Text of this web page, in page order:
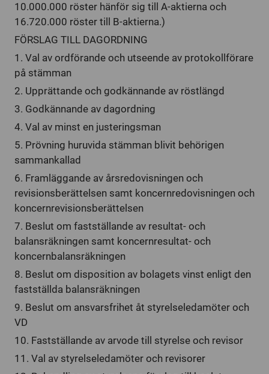
10.000.000 röster hänför sig till A-aktierna och
16.720.000 röster till B-aktierna.)
FÖRSLAG TILL DAGORDNING
1. Val av ordförande och utseende av protokollförare
på stämman
2. Upprättande och godkännande av röstlängd
3. Godkännande av dagordning
4. Val av minst en justeringsman
5. Prövning huruvida stämman blivit behörigen
sammankallad
6. Framläggande av årsredovisningen och
revisionsberättelsen samt koncernredovisningen och
koncernrevisionsberättelsen
7. Beslut om fastställande av resultat- och
balansräkningen samt koncernresultat- och
koncernbalansräkningen
8. Beslut om disposition av bolagets vinst enligt den
fastställda balansräkningen
9. Beslut om ansvarsfrihet åt styrelseledamöter och
VD
10. Fastställande av arvode till styrelse och revisor
11. Val av styrelseledamöter och revisorer